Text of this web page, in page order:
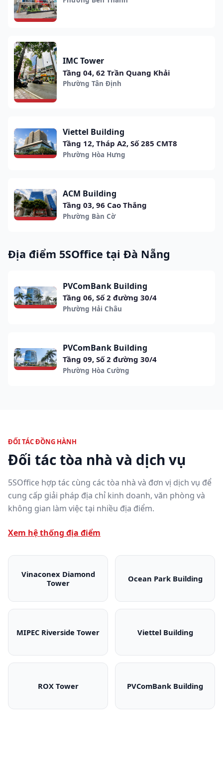
IMC Tower
Tầng 04, 62 Trần Quang Khải
Phường Tân Định
Viettel Building
Tầng 12, Tháp A2, Số 285 CMT8
Phường Hòa Hưng
ACM Building
Tầng 03, 96 Cao Thắng
Phường Bàn Cờ
Địa điểm 5SOffice tại Đà Nẵng
PVComBank Building
Tầng 06, Số 2 đường 30/4
Phường Hải Châu
PVComBank Building
Tầng 09, Số 2 đường 30/4
Phường Hòa Cường
ĐỐI TÁC ĐỒNG HÀNH
Đối tác tòa nhà và dịch vụ
5SOffice hợp tác cùng các tòa nhà và đơn vị dịch vụ để
cung cấp giải pháp địa chỉ kinh doanh, văn phòng và
không gian làm việc tại nhiều địa điểm.
Xem hệ thống địa điểm
Vinaconex Diamond
TowerVinaconex Diamond Tower
Ocean Park Building
Ocean Park
MIPEC Riverside Tower
MIPEC Riverside Tower
Viettel Building
Viettel Building
ROX Tower
ROX Tower
PVComBank Building
PVComBank